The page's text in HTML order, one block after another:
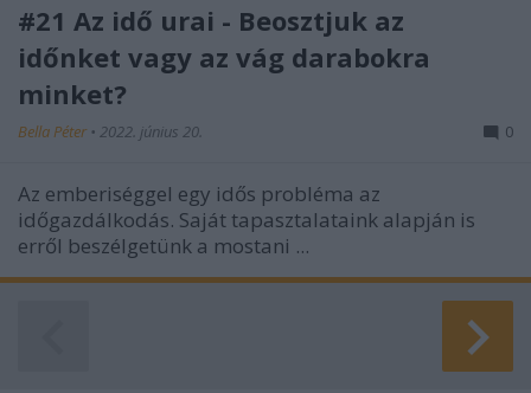
#21 Az idő urai - Beosztjuk az
időnket vagy az vág darabokra
minket?
Bella Péter • 2022. június 20. 0
Az emberiséggel egy idős probléma az
időgazdálkodás. Saját tapasztalataink alapján is
erről beszélgetünk a mostani ...